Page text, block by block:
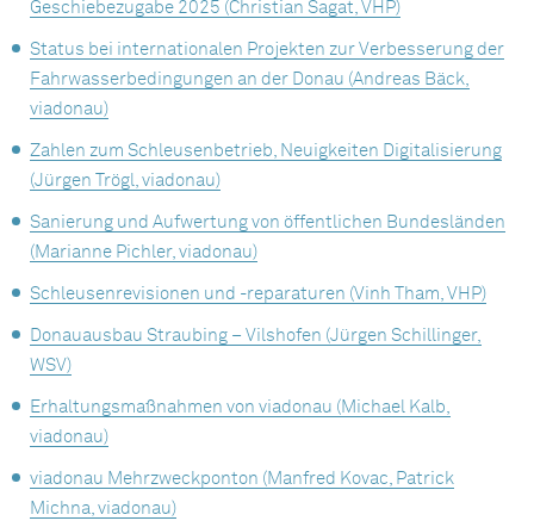
Geschiebezugabe 2025 (Christian Sagat, VHP)
Status bei internationalen Projekten zur Verbesserung der
Fahrwasserbedingungen an der Donau (Andreas Bäck,
viadonau)
Zahlen zum Schleusenbetrieb, Neuigkeiten Digitalisierung
(Jürgen Trögl, viadonau)
Sanierung und Aufwertung von öffentlichen Bundesländen
(Marianne Pichler, viadonau)
Schleusenrevisionen und -reparaturen (Vinh Tham, VHP)
Donauausbau Straubing – Vilshofen (Jürgen Schillinger,
WSV)
Erhaltungsmaßnahmen von viadonau (Michael Kalb,
viadonau)
viadonau Mehrzweckponton (Manfred Kovac, Patrick
Michna, viadonau)